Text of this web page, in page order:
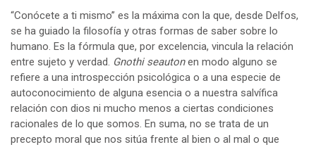
“Conócete a ti mismo” es la máxima con la que, desde Delfos,
se ha guiado la filosofía y otras formas de saber sobre lo
humano. Es la fórmula que, por excelencia, vincula la relación
entre sujeto y verdad. Gnothi seautonen modo alguno se
refiere a una introspección psicológica o a una especie de
autoconocimiento de alguna esencia o a nuestra salvífica
relación con dios ni mucho menos a ciertas condiciones
racionales de lo que somos. En suma, no se trata de un
precepto moral que nos sitúa frente al bien o al mal o que